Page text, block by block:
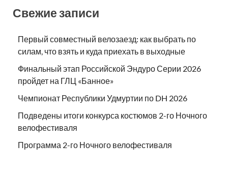
Свежие записи
Первый совместный велозаезд: как выбрать по
силам, что взять и куда приехать в выходные
Финальный этап Российской Эндуро Серии 2026
пройдет на ГЛЦ «Банное»
Чемпионат Республики Удмуртии по DH 2026
Подведены итоги конкурса костюмов 2-го Ночного
велофестиваля
Программа 2-го Ночного велофестиваля